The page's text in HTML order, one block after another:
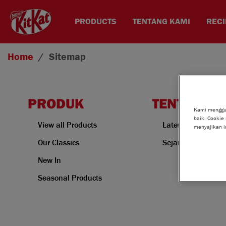
Skip to main content
PRODUCTS TENTANG KAMI
Home Sitemap
PRODUK
View all Products
Our Classics
New In
Seasonal Products
TENTANG
Latest News
Sejarah KitKat
Kami
baik. Cookie
menyajikan